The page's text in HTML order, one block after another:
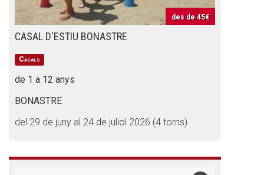
des de 45€
CASAL D'ESTIU BONASTRE
Casals
de 1 a 12 anys
BONASTRE
del 29 de juny al 24 de juliol 2026 (4 torns)